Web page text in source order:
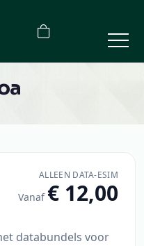
ALLEEN DATA-ESIM
Vanaf € 12,00
databundels voor